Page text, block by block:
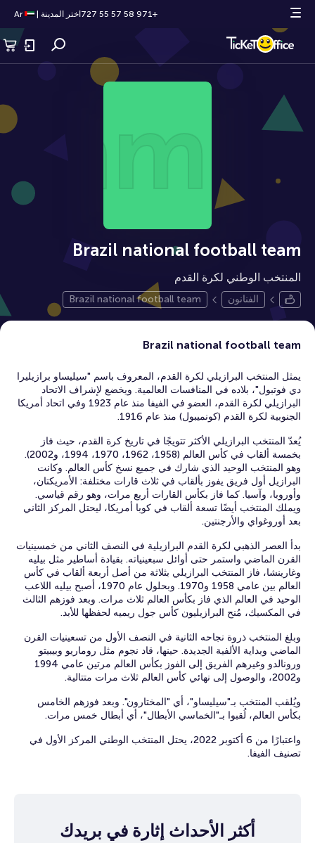
+971 58 57 55 727 اختر المدينة Ar
Brazil national football team
المنتخب الوطني لكرة القدم
الفنانون Brazil national football team
Brazil national football team
يمثل المنتخب البرازيلي لكرة القدم، المعروف باسم "سيليساو برازيليرا
دي فوتبول"، بلاده في المنافسات العالمية. ويخضع لإشراف الاتحاد
البرازيلي لكرة القدم، العضو في الفيفا منذ عام 1923 وفي اتحاد أمريكا
الجنوبية لكرة القدم (كونميبول) منذ عام 1916.
يُعدّ المنتخب البرازيلي الأكثر تتويجًا في تاريخ كرة القدم، حيث فاز
بخمسة ألقاب في كأس العالم (1958، 1962، 1970، 1994، و2002).
وهو المنتخب الوحيد الذي شارك في جميع نسخ كأس العالم. وكانت
البرازيل أول فريق يفوز بألقاب في ثلاث قارات مختلفة: الأمريكتان،
وأوروبا، وآسيا. كما فاز بكأس القارات أربع مرات، وهو رقم قياسي.
ويملك المنتخب أيضًا تسعة ألقاب في كوبا أمريكا، ليحتل المركز الثاني
بعد أوروغواي والأرجنتين.
بدأ العصر الذهبي لكرة القدم البرازيلية في النصف الثاني من خمسينيات
القرن الماضي واستمر حتى أوائل سبعينياته. بقيادة أساطير مثل بيليه
وغارينشا، فاز المنتخب البرازيلي بثلاثة من أصل أربعة ألقاب في كأس
العالم بين عامي 1958 و1970. وبحلول عام 1970، أصبح بيليه اللاعب
الوحيد في العالم الذي فاز بكأس العالم ثلاث مرات. وبعد فوزهم الثالث
في المكسيك، مُنح البرازيليون كأس جول ريميه لحفظها للأبد.
وبلغ المنتخب ذروة نجاحه الثانية في النصف الأول من تسعينيات القرن
الماضي وبداية الألفية الجديدة. حينها، قاد نجوم مثل روماريو وبيبيتو
ورونالدو وغيرهم الفريق إلى الفوز بكأس العالم مرتين عامي 1994
و2002، والوصول إلى نهائي كأس العالم ثلاث مرات متتالية.
ويُلقب المنتخب بـ"سيليساو"، أي "المختارون". وبعد فوزهم الخامس
بكأس العالم، لُقبوا بـ"الخماسي الأبطال"، أي أبطال خمس مرات.
واعتبارًا من 6 أكتوبر 2022، يحتل المنتخب الوطني المركز الأول في
تصنيف الفيفا.
أكثر الأحداث إثارة في بريدك